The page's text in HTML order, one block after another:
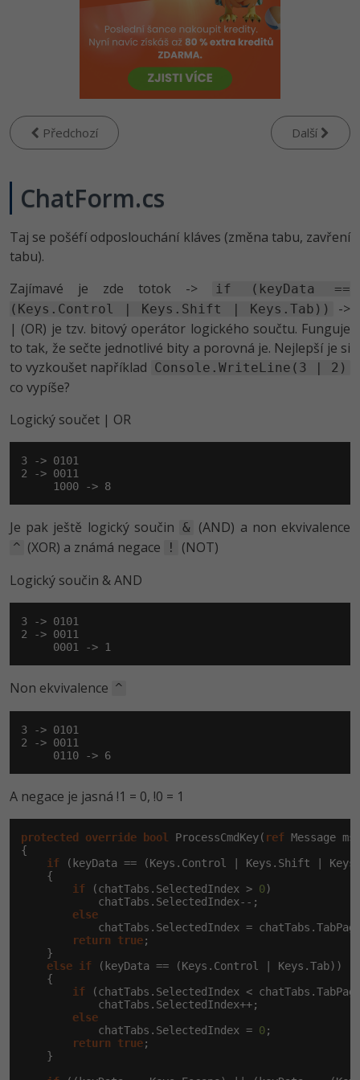
HTML5, CSS3, Bootstrap, SEO
SQL a databáze
UML a návrhové vzory
Django
Best practices
JavaScript
HTML / CSS
SQLite
Specialista na AI a bigdata
C# Game developer
Webdesigner
Systémový administrátor
Grafik / UX/UI návrhář
Projektový manažer
Databázový analytik
WordPress specialista
-80%
JavaScript -80%
C++ -80%
Kotlin -80%
C -80%
SQL
Návrh SW -80%
Umělá inteligence (AI)
Více
Fórum
Kurzy e-commerce
Digitální gramotnost
WordPress
SEO -30%
Business
Kryptoměny
Copywriting
MS Office -80%
Google Dokumenty
Time management
Kurzy designu
HTML/CSS
Adobe Lightroom
-15%
-25%
Adobe After Effects
Blender -80%
Inkscape
Fotografování -80%
Video
Příběhy absolventů
Kariéra
Pro firmy
Předchozí Další
ChatForm.cs
Taj se pošéfí odposlouchání kláves (změna tabu, zavření
tabu).
Zajímavé je zde totok ->
if (keyData ==
(Keys.Control | Keys.Shift | Keys.Tab))
->
| (OR) je tzv. bitový operátor logického součtu. Funguje
to tak, že sečte jednotlivé bity a porovná je. Nejlepší je si
to vyzkoušet například Console.WriteLine(3 | 2)
co vypíše?
Logický součet | OR
3 -> 0101
2 -> 0011
     1000 -> 8
Je pak ještě logický součin & (AND) a non ekvivalence
^ (XOR) a známá negace !
(NOT)
Logický součin & AND
3 -> 0101
2 -> 0011
     0001 -> 1
Non ekvivalence ^
3 -> 0101
2 -> 0011
     0110 -> 6
A negace je jasná !1 = 0, !0 = 1
protected override bool ProcessCmdKey( ref Message
{
if (keyData == (Keys.Control | Keys.Shift |
    {
if (chatTabs.SelectedIndex > 0)
            chatTabs.SelectedIndex--;
else
chatTabs.SelectedIndex =
return
true;
    }
else if (keyData == (Keys.Control | Keys.Tab))
    {
if (chatTabs.SelectedIndex <
            chatTabs.SelectedIndex++;
else
            chatTabs.SelectedIndex =
0;
return
true;
    }